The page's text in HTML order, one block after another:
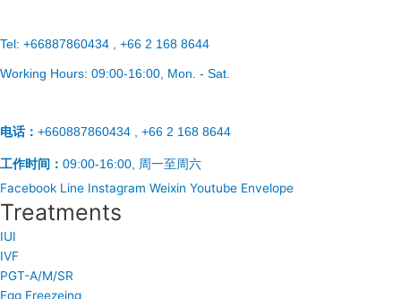
Tel: +66887860434 , +66 2 168 8644
Working Hours: 09:00-16:00 , Mon. - Sat.
电话： +660887860434 , +66 2 168 8644
工作时间： 09:00-16:00, 周一至周六
Facebook Line Instagram Weixin Youtube Envelope
Treatments
IUI
IVF
PGT-A/M/SR
Egg Freezeing